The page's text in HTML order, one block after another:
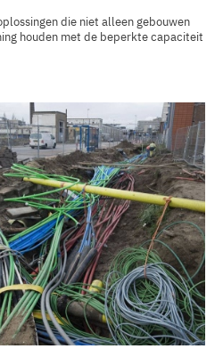
die niet alleen gebouwen
houden met de beperkte capaciteit